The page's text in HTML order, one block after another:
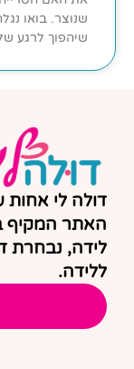
שנוצר. בואו
שיהפוך לרגע
דולה לי אחות
האתר המקיף
לידה, נבחרת
ללידה.